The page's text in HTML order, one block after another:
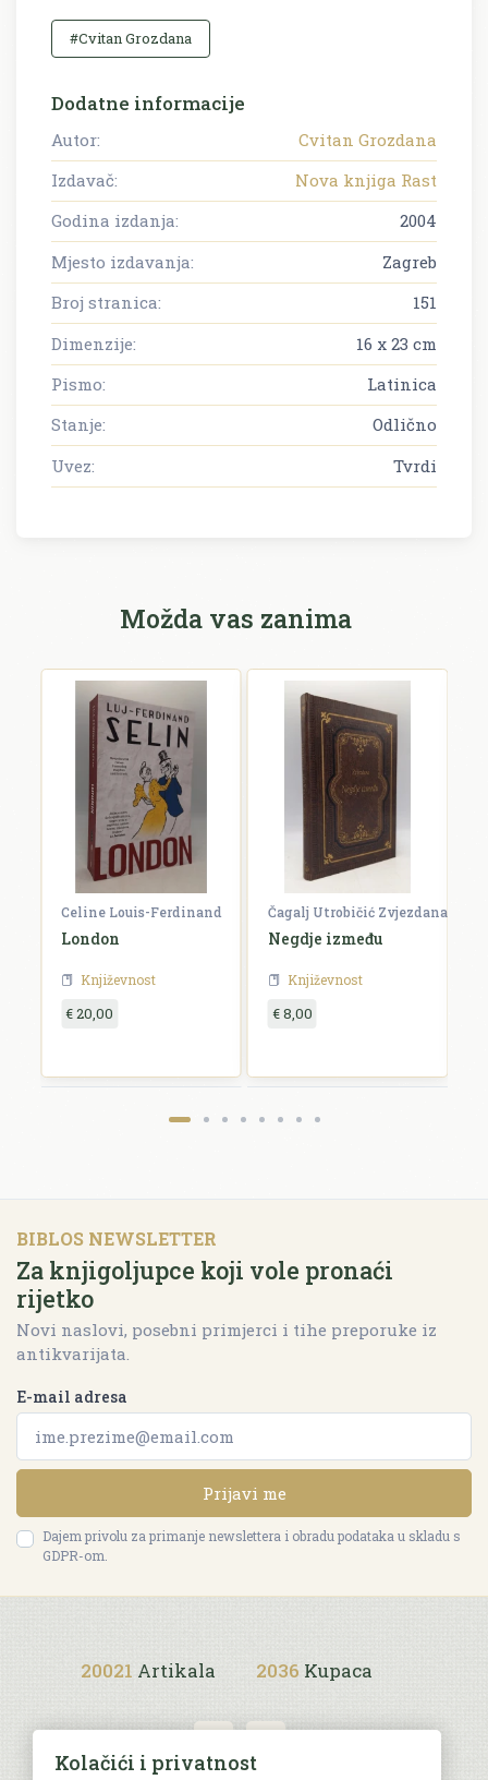
#Cvitan Grozdana
Dodatne informacije
Autor:
Cvitan Grozdana
Izdavač:
Nova knjiga Rast
Godina izdanja:
2004
Mjesto izdavanja:
Zagreb
Broj stranica:
151
Dimenzije:
16 x 23 cm
Pismo:
Latinica
Stanje:
Odlično
Uvez:
Tvrdi
Možda vas zanima
Celine Louis-Ferdinand
London
Književnost
€ 20,00
Čagalj Utrobičić Zvjezdana
Negdje između
Književnost
€ 8,00
BIBLOS NEWSLETTER
Za knjigoljupce koji vole pronaći
rijetko
Novi naslovi, posebni primjerci i tihe preporuke iz
antikvarijata.
E-mail adresa
Prijavi me
Dajem privolu za primanje newslettera i obradu podataka u skladu s
GDPR-om.
20021 Artikala 2036 Kupaca
Kolačići i privatnost